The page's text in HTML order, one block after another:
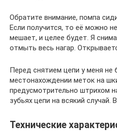
Обратите внимание, помпа
Если получится, то её можно
мешает, и целее будет. Я
отмыть весь нагар.
Перед снятием цепи у меня
местонахождении меток на
предусмотрительно штрихом
зубьях цепи на всякий случай.
Технические